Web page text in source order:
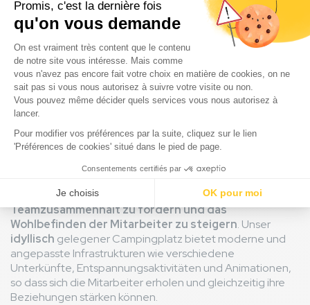
Warum ein Betriebsräte-Angebot mit
Le Vieux Port by RESASOL wählen?
Angebot auf dem Campingplatz Le Vieux Port für
außergewöhnliche Gelegenheit,
Teamzusammenhalt zu fördern und das
Wohlbefinden der Mitarbeiter zu steigern. Unser
idyllisch gelegener Campingplatz bietet moderne und
angepasste Infrastrukturen wie verschiedene
Unterkünfte, Entspannungsaktivitäten und Animationen,
so dass sich die Mitarbeiter erholen und gleichzeitig ihre
Beziehungen stärken können.